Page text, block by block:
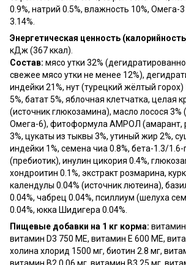
0.9%, натрий 0.5%, влажность 10%, Омега-
3.14%.
Энергетическая ценность
кДж (367 ккал).
Состав: мясо утки 32%
свежее мясо утки не менее 12%),
индейки 21%, нут (турецкий жёлтый
5%, батат 5%, яблочная клетчатка, целая
(источник глюкозамина), масло лосося 3%
Омега-6), фитоформула АМРОЛ (амарант,
3%, цукаты из тыквы 3%, утиный жир 2%,
индейки 1%, семена чиа 0.8%, бета-1.3/
(пребиотик), инулин цикория 0.4%,
хондроитин 0.1%, экстракт розмарина,
календулы 0.04% (источник лютеина),
0.04%, чабрец 0.04%, псиллиум (шелуха
0.04%, юкка Шидигера 0.04%.
Пищевые добавки на 1 кг корма:
витамин D3 750 МЕ, витамин E 600 МЕ,
холина хлорид 1500 мг, биотин 2.8 мг,
витамин B2 0.06 мг, витамин B3 25 мг,